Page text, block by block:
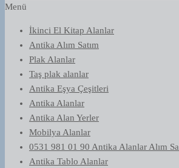
Menü
İkinci El Kitap Alanlar
Antika Alım Satım
Plak Alanlar
Taş plak alanlar
Antika Eşya Çeşitleri
Antika Alanlar
Antika Alan Yerler
Mobilya Alanlar
0531 981 01 90 Antika Alanlar Alım
Antika Tablo Alanlar